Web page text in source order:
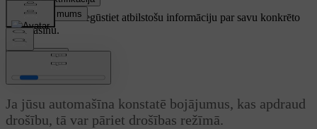
Pielāgots atbalsts Iegūstiet atbilstošu informāciju par savu konkrēto
automašīnu.
Pierakstīties
Drošības režīms
Ja jūsu automašīna konstatē bojājumus, kas apdraud
drošību, tā var pāriet drošības režīmā.